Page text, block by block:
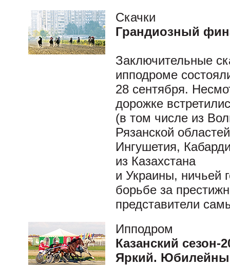
Скачки
Грандиозный
Заключительные
ипподроме
28 сентября.
дорожке
(в том числе из
Рязанской
Ингушетия,
из Казахстана
и Украины, ничьей
борьбе за
представители
Ипподром
Казанский сезон-
Яркий.